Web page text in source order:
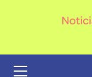
primario